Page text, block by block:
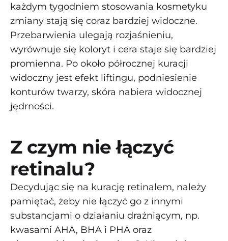
każdym tygodniem stosowania kosmetyku
zmiany stają się coraz bardziej widoczne.
Przebarwienia ulegają rozjaśnieniu,
wyrównuje się koloryt i cera staje się bardziej
promienna. Po około półrocznej kuracji
widoczny jest efekt liftingu, podniesienie
konturów twarzy, skóra nabiera widocznej
jędrności.
Z czym nie łączyć
retinalu?
Decydując się na kurację retinalem, należy
pamiętać, żeby nie łączyć go z innymi
substancjami o działaniu drażniącym, np.
kwasami AHA, BHA i PHA oraz